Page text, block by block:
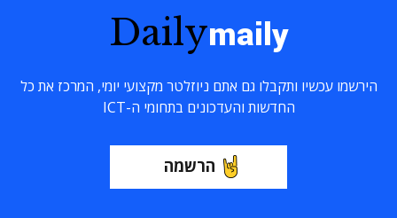
Dailymaily
הירשמו עכשיו ותקבלו גם אתם ניוזלטר מקצועי יומי, המרכז את כל
החדשות והעדכונים בתחומי ה-ICT
הרשמה